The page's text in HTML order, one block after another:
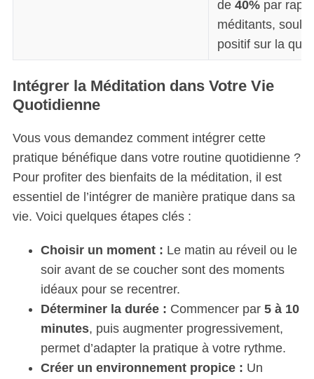
de 40%par
méditants,
positif sur la
Intégrer la Méditation dans Votre Vie
Quotidienne
Vous vous demandez comment intégrer cette
pratique bénéfique dans votre routine quotidienne ?
Pour profiter des bienfaits de la méditation, il est
essentiel de l’intégrer de manière pratique dans sa
vie. Voici quelques étapes clés :
Choisir un moment : Le matin au réveil ou le
soir avant de se coucher sont des moments
idéaux pour se recentrer.
Déterminer la durée : Commencer par 5 à 10
minutes, puis augmenter progressivement,
permet d’adapter la pratique à votre rythme.
Créer un environnement propice : Un